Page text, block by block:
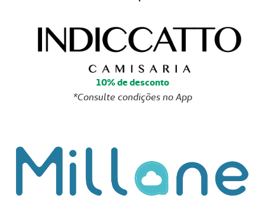
10% de desconto
*Consulte condições no App